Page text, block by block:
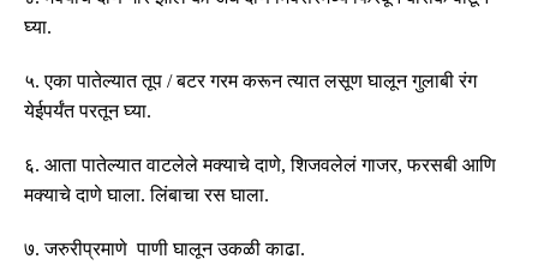
घ्या.
५.एका पातेल्यात तूप /बटर गरम करून त्यात लसूण घालून गुलाबी रंग
येईपर्यंत परतून घ्या.
६. आता पातेल्यात वाटलेले मक्याचे दाणे,शिजवलेलं गाजर,फरसबी आणि
मक्याचे दाणे घाला.लिंबाचा रस घाला.
७.जरुरीप्रमाणे पाणी घालून उकळी काढा.